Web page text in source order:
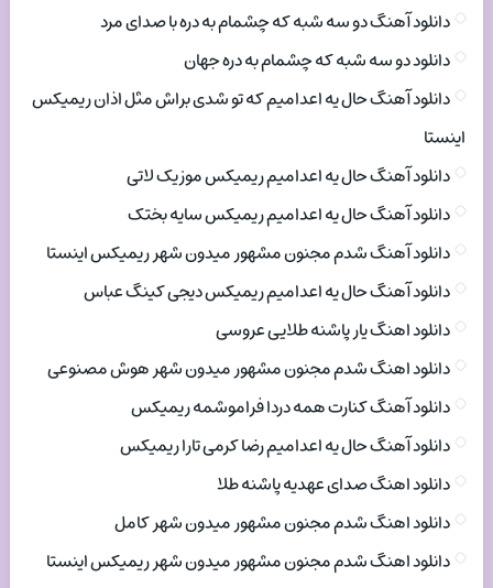
دانلود آهنگ دو سه شبه که چشمام به دره با صدای مرد
دانلود دو سه شبه که چشمام به دره جهان
دانلود آهنگ حال یه اعدامیم که تو شدی براش مثل اذان ریمیکس
اینستا
دانلود آهنگ حال یه اعدامیم ریمیکس موزیک لاتی
دانلود آهنگ حال یه اعدامیم ریمیکس سایه بختک
دانلود آهنگ شدم مجنون مشهور میدون شهر ریمیکس اینستا
دانلود آهنگ حال یه اعدامیم ریمیکس دیجی کینگ عباس
دانلود اهنگ یار پاشنه طلایی عروسی
دانلود اهنگ شدم مجنون مشهور میدون شهر هوش مصنوعی
دانلود آهنگ کنارت همه دردا فراموشمه ریمیکس
دانلود آهنگ حال یه اعدامیم رضا کرمی تارا ریمیکس
دانلود اهنگ صدای عهدیه پاشنه طلا
دانلود اهنگ شدم مجنون مشهور میدون شهر کامل
دانلود اهنگ شدم مجنون مشهور میدون شهر ریمیکس اینستا